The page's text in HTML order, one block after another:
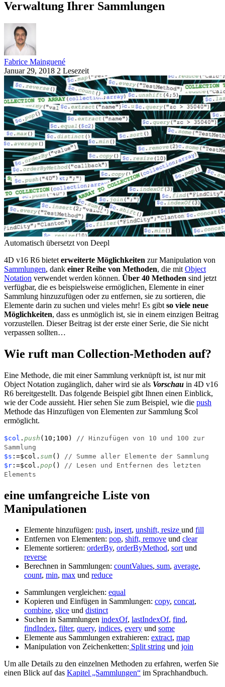
Verwaltung Ihrer Sammlungen
Fabrice Mainguené
Januar 29, 2018 2 Lesezeit
Automatisch übersetzt von Deepl
4D v16 R6 bietet erweiterte Möglichkeiten zur Manipulation von
Sammlungen, dank einer Reihe von Methoden, die mit Object
Notation verwendet werden können. Über 40 Methoden sind jetzt
verfügbar, die es beispielsweise ermöglichen, Elemente in einer
Sammlung hinzuzufügen oder zu entfernen, sie zu sortieren, die
Elemente darin zu suchen und vieles mehr! Es gibt so viele neue
Möglichkeiten, dass es unmöglich ist, sie in einem einzigen Beitrag
vorzustellen. Dieser Beitrag ist der erste einer Serie, die Sie nicht
verpassen sollten…
Wie ruft man Collection-Methoden auf?
Eine Methode, die mit einer Sammlung verknüpft ist, ist nur mit
Object Notation zugänglich, daher wird sie als Vorschau in 4D v16
R6 bereitgestellt. Das folgende Beispiel gibt Ihnen einen Einblick,
wie der Code aussieht. Hier sehen Sie zum Beispiel, wie die push
Methode das Hinzufügen von Elementen zur Sammlung $col
ermöglicht.
$col . push (10;100)
// Hinzufügen von 10 und 100 zur
Sammlung
$s :=$col. sum()
// Summe aller Elemente der Sammlung
$r :=$col. pop ()
// Lesen und Entfernen des letzten
Elements
eine umfangreiche Liste von
Manipulationen
Elemente hinzufügen: push, insert, unshift, resize und fill
Entfernen von Elementen: pop, shift, remove und clear
Elemente sortieren: orderBy, orderByMethod, sortund
reverse
Berechnen in Sammlungen: countValues, sum, average,
count, min, max und reduce
Sammlungen vergleichen: equal
Kopieren und Einfügen in Sammlungen: copy, concat,
combine, slice und distinct
Suchen in Sammlungen indexOf, lastIndexOf, find,
findIndex, filter, query, indices, every und some
Elemente aus Sammlungen extrahieren: extract, map
Manipulation von Zeichenketten: Split string und join
Um alle Details zu den einzelnen Methoden zu erfahren, werfen Sie
einen Blick auf das Kapitel „Sammlungen“ im Sprachhandbuch.